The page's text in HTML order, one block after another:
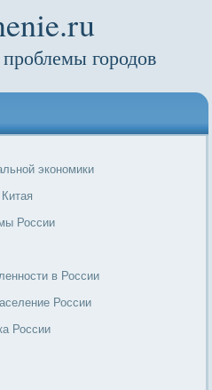
городов
экономики
России
в России
России
России